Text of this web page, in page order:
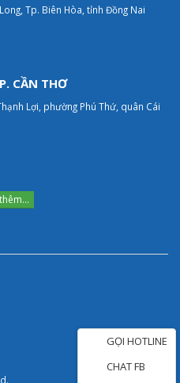
Tp. Biên Hòa, tỉnh Đồng Nai
CẦN THƠ
Lợi, phường Phú Thứ, quân Cái
GỌI HOTLINE
CHAT FB